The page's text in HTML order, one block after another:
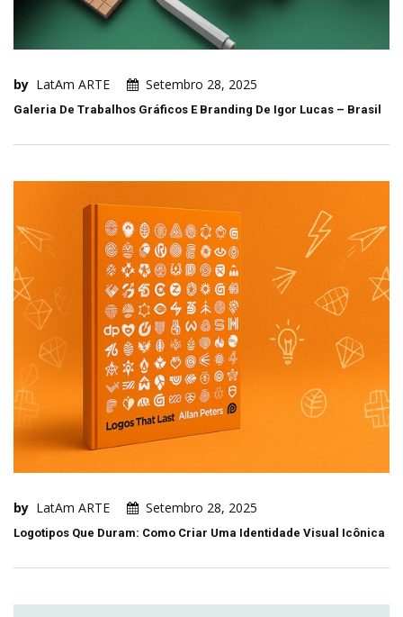
by LatAm ARTE Setembro 28, 2025
Galeria De Trabalhos Gráficos E Branding De Igor Lucas – Brasil
by LatAm ARTE Setembro 28, 2025
Logotipos Que Duram: Como Criar Uma Identidade Visual Icônica